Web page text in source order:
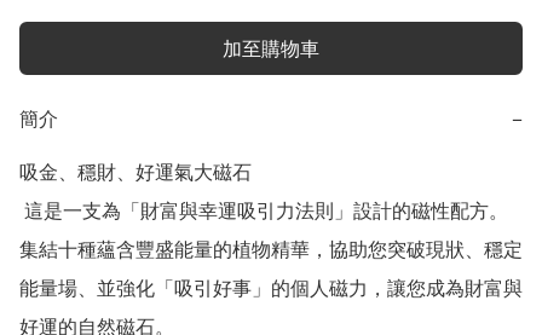
加至購物車
簡介 −
吸金、穩財、好運氣大磁石
集結十種蘊含豐盛能量的植物精華，協助您突破現狀、穩定
能量場、並強化「吸引好事」的個人磁力，讓您成為財富與
好運的自然磁石。